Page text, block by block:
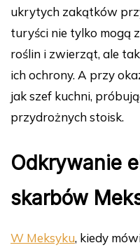
ukrytych zakątków
turyści nie tylko mogą
roślin i zwierząt, ale
ich ochrony. A przy
jak szef kuchni,
przydrożnych stoisk.
Odkrywanie
skarbów
W Meksyku, kiedy